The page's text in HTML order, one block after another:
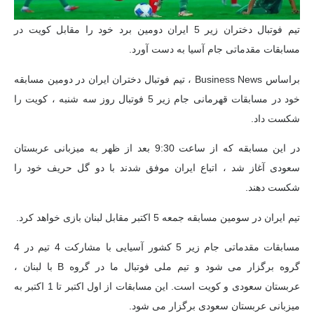
تیم فوتبال دختران زیر 5 ایران دومین برد خود را مقابل کویت در
مسابقات مقدماتی جام آسیا به دست آورد.
براساس Business News ، تیم فوتبال دختران ایران در دومین مسابقه
خود در مسابقات قهرمانی جام زیر 5 فوتبال روز سه شنبه ، کویت را
شکست داد.
در این مسابقه که از ساعت 9:30 بعد از ظهر به میزبانی عربستان
سعودی آغاز شد ، اتباع ایران موفق شدند با دو گل حریف خود را
شکست دهند.
تیم ایران در سومین مسابقه جمعه 5 اکتبر مقابل لبنان بازی خواهد کرد.
مسابقات مقدماتی جام زیر 5 کشور آسیایی با مشارکت 4 تیم در 4
گروه برگزار می شود و تیم ملی فوتبال ما در گروه B با لبنان ،
عربستان سعودی و کویت است. این مسابقات از اول اکتبر تا 1 اکتبر به
میزبانی عربستان سعودی برگزار می شود.